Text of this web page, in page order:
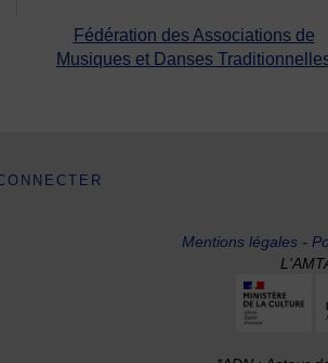
Fédération des Associations de
Musiques et Danses
Mentions légales-